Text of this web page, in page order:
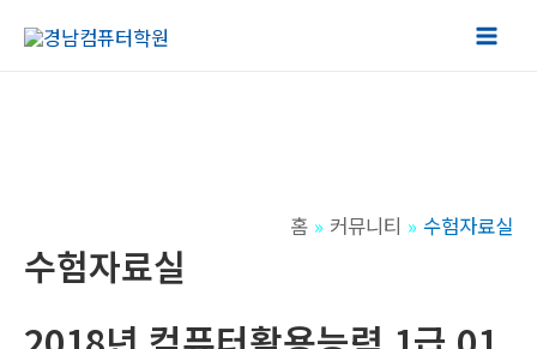
Main
홈 커뮤니티 수험자료실
수험자료실